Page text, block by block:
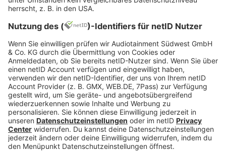
FAQ – häufige Fragen
nach dem
Studienabbruch
Ist es möglich, ein Studium jederzeit
abzubrechen?
Kann man sich nach einem
Studienabbruch arbeitslos melden?